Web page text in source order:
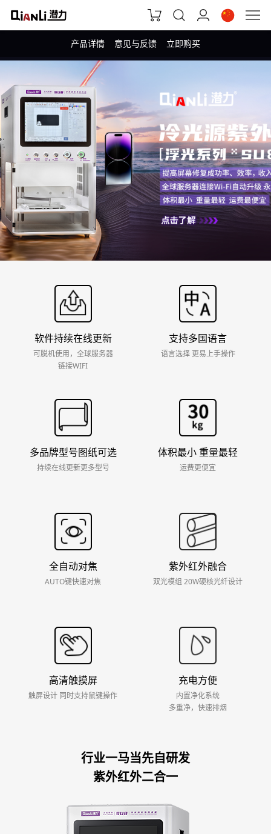
产品详情 意见与反馈 立即购买
软件持续在线更新
可脱机使用，全球服务器
链接WIFI
支持多国语言
语言选择 更易上手操作
多品牌型号图纸可选
持续在线更新更多型号
体积最小 重量最轻
运费更便宜
全自动对焦
AUTO键快速对焦
紫外红外融合
双光模组 20W硬核光纤设计
高清触摸屏
触屏设计 同时支持鼠键操作
充电方便
内置净化系统
多重净，快速排烟
行业一马当先自研发
紫外红外二合一